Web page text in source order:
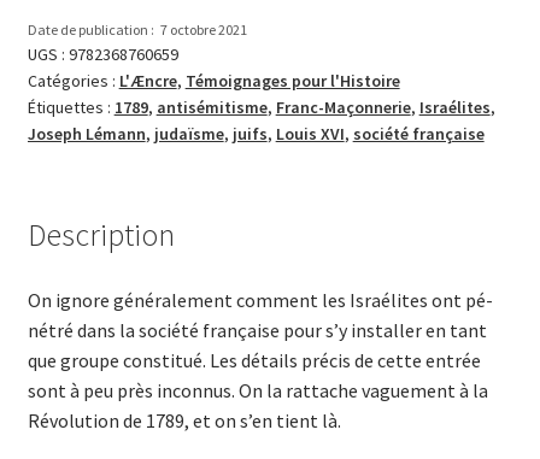
Israélites
dans
la
société
française
Date de publication : 7 octobre 2021
UGS : 9782368760659
Catégories : L'Æncre, Témoignages pour l'Histoire
Étiquettes : 1789, antisémitisme, Franc-Ma­çon­nerie, Israélites,
Joseph Lémann, judaïsme, juifs, Louis XVI, société française
Description
On ignore généralement comment les Israélites ont pé­
nétré dans la société française pour s’y ins­tal­ler en tant
que grou­pe constitué. Les détails précis de cette en­trée
sont à peu près inconnus. On la rattache vague­ment à la
Révolu­tion de 1789, et on s’en tient là.